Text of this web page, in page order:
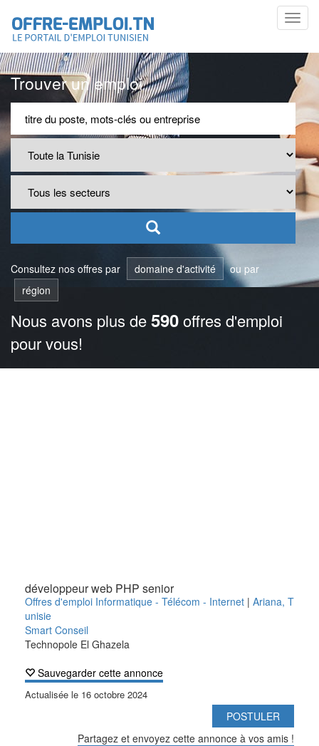
Trouver un emploi
Consultez nos offres par domaine d'activité
ou par
région
Nous avons plus de590offres d'emploi
pour vous!
développeur web PHP senior
Offres d'emploi Informatique - Télécom - Internet | Ariana, T
unisie
Smart Conseil
Technopole El Ghazela
Sauvegarder cette annonce
Actualisée le 16 octobre 2024
POSTULER
Partagez et envoyez cette annonce à vos amis !